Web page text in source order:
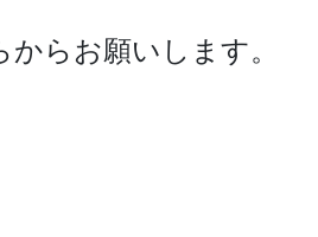
らお願いします。